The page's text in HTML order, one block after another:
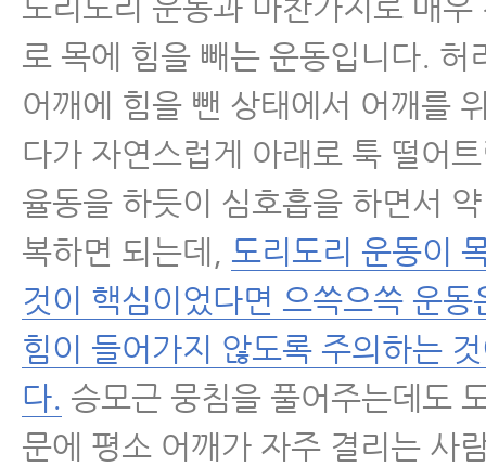
로 목에 힘을 빼는 운동입니다. 허
어깨에 힘을 뺀 상태에서 어깨를
다가 자연스럽게 아래로 툭 떨어
율동을 하듯이 심호흡을 하면서
복하면 되는데, 도리도리 운동이
것이 핵심이었다면 으쓱으쓱 운동
힘이 들어가지 않도록 주의하는
다. 승모근 뭉침을 풀어주는데도
문에 평소 어깨가 자주 결리는 사